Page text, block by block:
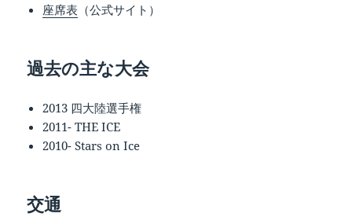
座席表 （公式サイト）
過去の主な大会
2013 四大陸選手権
2011- THE ICE
2010- Stars on Ice
交通